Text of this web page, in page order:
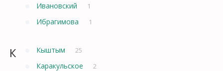
Ивановский 1
Ибрагимова 1
К Кыштым 25
Каракульское 2